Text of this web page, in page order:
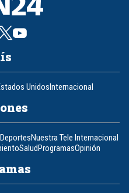
UnidosInternacional
DeportesNuestra Tele Internacional
SaludProgramasOpinión